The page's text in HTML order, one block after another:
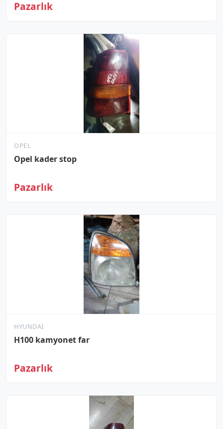
Pazarlık
OPEL
Opel kader stop
Pazarlık
HYUNDAI
H100 kamyonet far
Pazarlık